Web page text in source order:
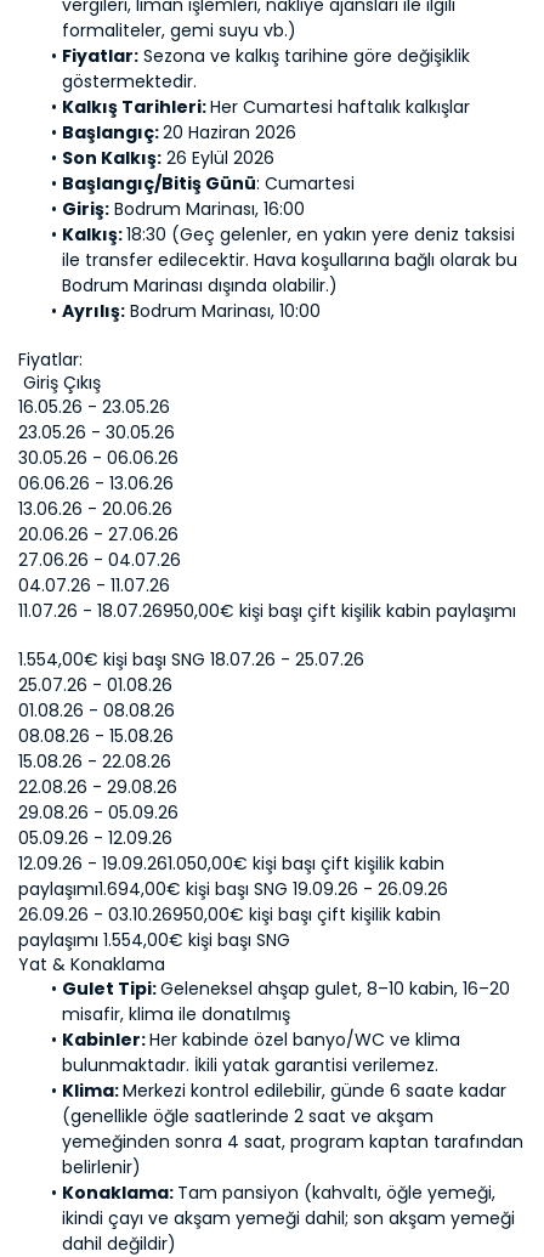
vergileri, liman işlemleri, nakliye ajansları ile ilgili
formaliteler, gemi suyu vb.)
Fiyatlar: Sezona ve kalkış tarihine göre değişiklik
göstermektedir.
Kalkış Tarihleri: Her Cumartesi haftalık kalkışlar
Başlangıç: 20 Haziran 2026
Son Kalkış: 26 Eylül 2026
Başlangıç/Bitiş Günü: Cumartesi
Giriş: Bodrum Marinası, 16:00
Kalkış: 18:30 (Geç gelenler, en yakın yere deniz taksisi
ile transfer edilecektir. Hava koşullarına bağlı olarak bu
Bodrum Marinası dışında olabilir.)
Ayrılış: Bodrum Marinası, 10:00
Fiyatlar:
Giriş Çıkış
16.05.26 - 23.05.26
23.05.26 - 30.05.26
30.05.26 - 06.06.26
06.06.26 - 13.06.26
13.06.26 - 20.06.26
20.06.26 - 27.06.26
27.06.26 - 04.07.26
04.07.26 - 11.07.26
11.07.26 - 18.07.26950,00€ kişi başı çift kişilik kabin paylaşımı
1.554,00€ kişi başı SNG 18.07.26 - 25.07.26
25.07.26 - 01.08.26
01.08.26 - 08.08.26
08.08.26 - 15.08.26
15.08.26 - 22.08.26
22.08.26 - 29.08.26
29.08.26 - 05.09.26
05.09.26 - 12.09.26
12.09.26 - 19.09.261.050,00€ kişi başı çift kişilik kabin
paylaşımı1.694,00€ kişi başı SNG 19.09.26 - 26.09.26
26.09.26 - 03.10.26950,00€ kişi başı çift kişilik kabin
paylaşımı 1.554,00€ kişi başı SNG
Yat & Konaklama
Gulet Tipi: Geleneksel ahşap gulet, 8–10 kabin, 16–20
misafir, klima ile donatılmış
Kabinler: Her kabinde özel banyo/WC ve klima
bulunmaktadır. İkili yatak garantisi verilemez.
Klima: Merkezi kontrol edilebilir, günde 6 saate kadar
(genellikle öğle saatlerinde 2 saat ve akşam
yemeğinden sonra 4 saat, program kaptan tarafından
belirlenir)
Konaklama: Tam pansiyon (kahvaltı, öğle yemeği,
ikindi çayı ve akşam yemeği dahil; son akşam yemeği
dahil değildir)